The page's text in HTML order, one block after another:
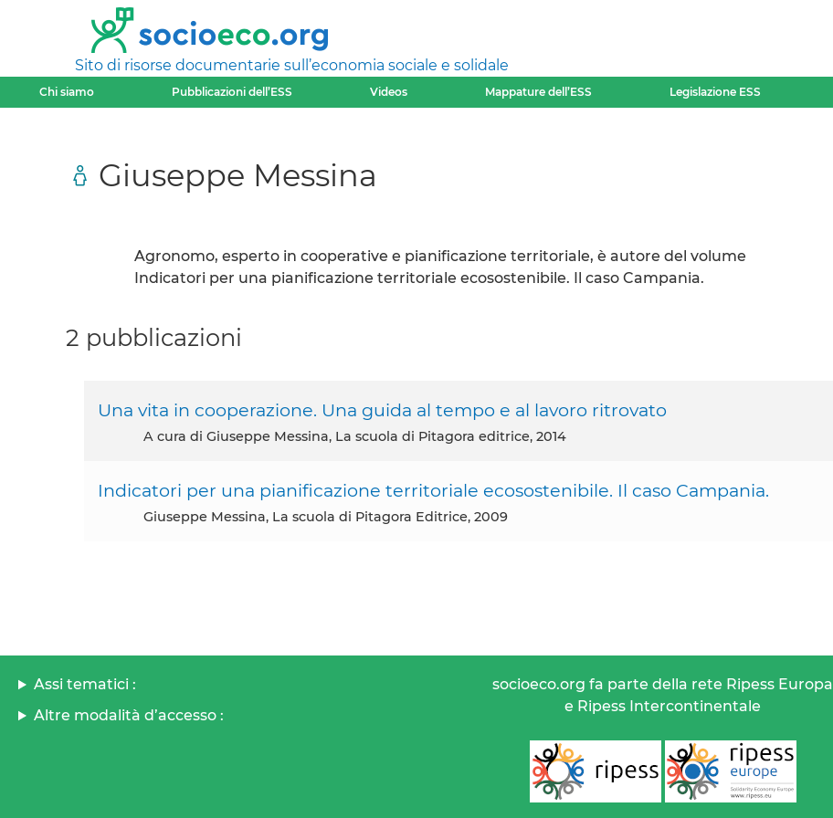
Sito di risorse documentarie sull’economia sociale e solidale
Chi siamo Pubblicazioni dell’ESS Videos Mappature dell’ESS Legislazione ESS
Giuseppe Messina
Agronomo, esperto in cooperative e pianificazione territoriale, è autore del volume
Indicatori per una pianificazione territoriale ecosostenibile. Il caso Campania.
2 pubblicazioni
Una vita in cooperazione. Una guida al tempo e al lavoro ritrovato
A cura di Giuseppe Messina, La scuola di Pitagora editrice, 2014
Indicatori per una pianificazione territoriale ecosostenibile. Il caso Campania.
Giuseppe Messina, La scuola di Pitagora Editrice, 2009
Assi tematici :
Altre modalità d’accesso :
socioeco.org fa parte della rete Ripess Europa
e Ripess Intercontinentale